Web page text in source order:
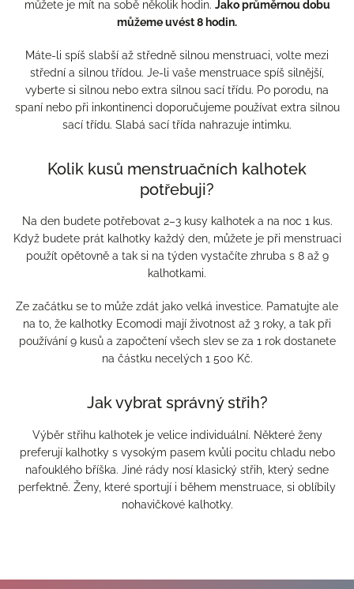
můžete je mít na sobě několik hodin. Jako průměrnou dobu
můžeme uvést 8 hodin.
Máte-li spíš slabší až středně silnou menstruaci, volte mezi
střední a silnou třídou. Je-li vaše menstruace spíš silnější,
vyberte si silnou nebo extra silnou sací třídu. Po porodu, na
spaní nebo při inkontinenci doporučujeme používat extra silnou
sací třídu. Slabá sací třída nahrazuje intimku.
Kolik kusů menstruačních kalhotek
potřebuji?
Na den budete potřebovat 2–3 kusy kalhotek a na noc 1 kus.
Když budete prát kalhotky každý den, můžete je při menstruaci
použít opětovně a tak si na týden vystačíte zhruba s 8 až 9
kalhotkami.
Ze začátku se to může zdát jako velká investice. Pamatujte ale
na to, že kalhotky Ecomodi mají životnost až 3 roky, a tak při
používání 9 kusů a započtení všech slev se za 1 rok dostanete
na částku necelých 1 500 Kč.
Jak vybrat správný střih?
Výběr střihu kalhotek je velice individuální. Některé ženy
preferují kalhotky s vysokým pasem kvůli pocitu chladu nebo
nafouklého bříška. Jiné rády nosí klasický střih, který sedne
perfektně. Ženy, které sportují i během menstruace, si oblíbily
nohavičkové kalhotky.